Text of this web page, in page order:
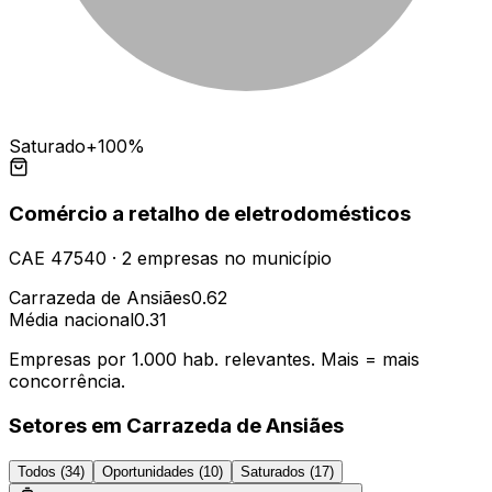
Saturado+100%
Comércio a retalho de eletrodomésticos
CAE 47540 · 2 empresas no município
Carrazeda de Ansiães0.62
Média nacional0.31
Empresas por 1.000 hab. relevantes. Mais = mais
concorrência.
Setores em Carrazeda de Ansiães
Todos (34) Oportunidades (10) Saturados (17)